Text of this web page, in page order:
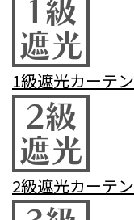
1級遮光カーテン
2級遮光カーテン